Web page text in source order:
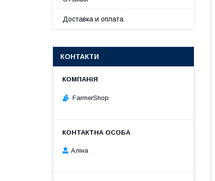
Доставка и оплата
КОНТАКТИ
FarmerShop
Аліна